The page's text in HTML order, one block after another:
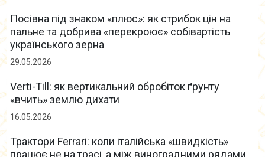
Посівна під знаком «плюс»: як стрибок цін на
пальне та добрива «перекроює» собівартість
українського зерна
29.05.2026
Verti-Till: як вертикальний обробіток ґрунту
«вчить» землю дихати
16.05.2026
Трактори Ferrari: коли італійська «швидкість»